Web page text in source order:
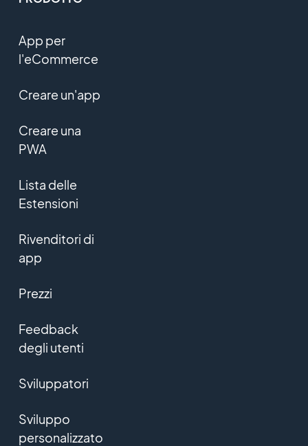
App per
l'eCommerce
Creare un'app
Creare una
PWA
Lista delle
Estensioni
Rivenditori di
app
Prezzi
Feedback
degli utenti
Sviluppatori
Sviluppo
personalizzato